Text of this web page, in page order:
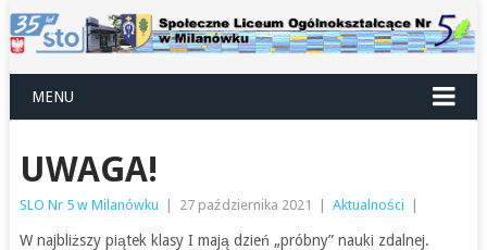
MENU
UWAGA!
SLO Nr 5 w Milanówku 27 października 2021 Aktualności
W najbliższy piątek klasy I mają dzień „próbny” nauki zdalnej.